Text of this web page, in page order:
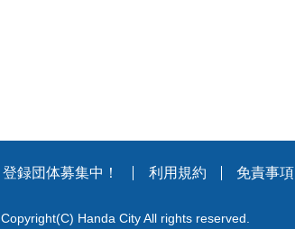
登録団体募集中！ 利用規約 免責事項
Copyright(C) Handa City All rights reserved.